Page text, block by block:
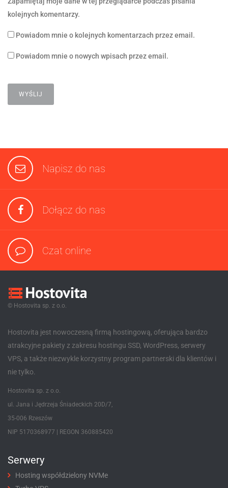
kolejnych komentarzy.
Powiadom mnie o kolejnych komentarzach przez email.
Powiadom mnie o nowych wpisach przez email.
Napisz do nas
Dołącz do nas
Czat online
© Hostovita sp. z o.o.
Hostovita jest nowoczesną firmą hostingową, oferująca bardzo
atrakcyjne pakiety z zakresu hostingu SSD, WordPress, serwery
VPS, a także niezwykle korzystny program partnerski dla klientów i
nie tylko.
Hostovita sp. z o.o.
ul. Jana i Jędrzeja Śniadeckich 20D/7,
35-006 Rzeszów
NIP 5170368977 | REGON 360885420
Serwery
Hosting współdzielony NVMe